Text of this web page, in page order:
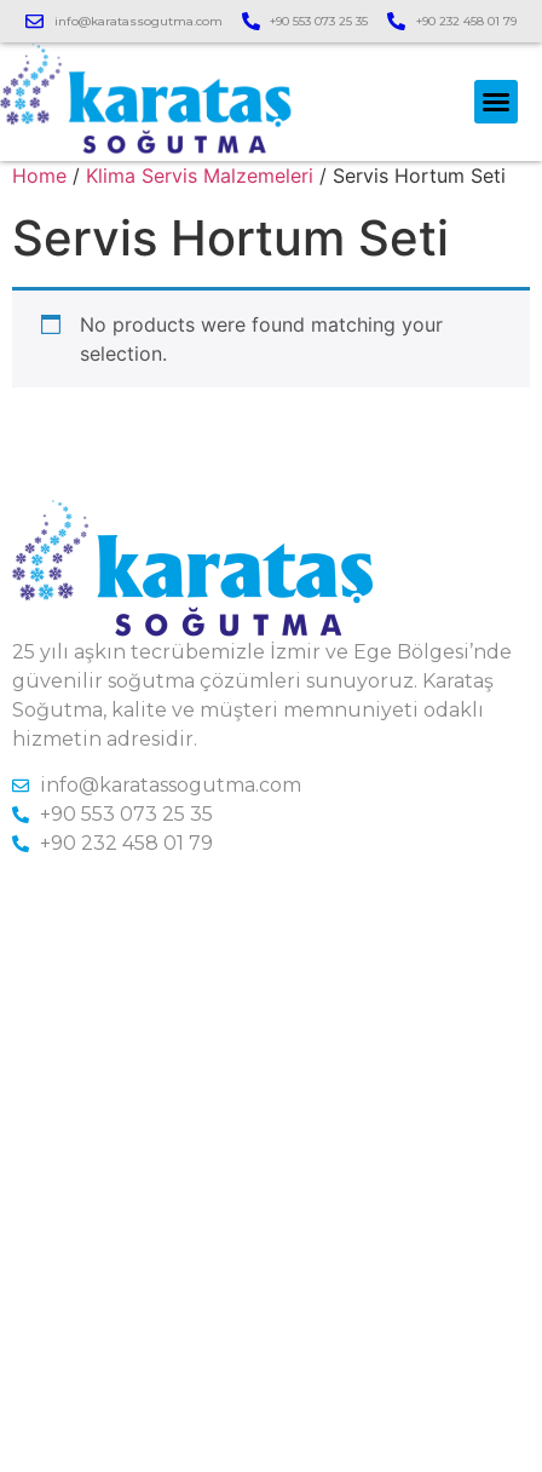
info@karatassogutma.com +90 553 073 25 35 +90 232 458 01 79
Home / Klima Servis Malzemeleri / Servis Hortum Seti
Servis Hortum Seti
No products were found matching your
selection.
25 yılı aşkın tecrübemizle İzmir ve Ege Bölgesi’nde
güvenilir soğutma çözümleri sunuyoruz. Karataş
Soğutma, kalite ve müşteri memnuniyeti odaklı
hizmetin adresidir.
info@karatassogutma.com
+90 553 073 25 35
+90 232 458 01 79